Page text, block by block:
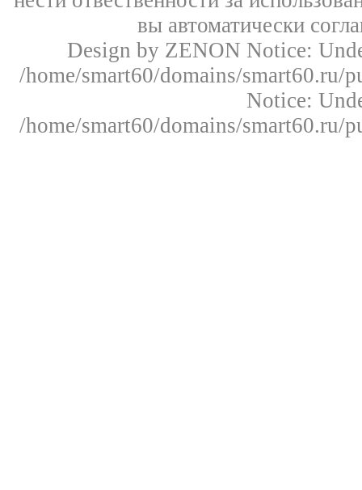
вы автоматически
Design by ZENON Notice:
/home/smart60/domains/
Notice:
/home/smart60/domains/